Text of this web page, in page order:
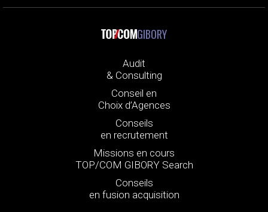
GIBORY
Audit
& Consulting
Conseil en
Choix d’Agences
Conseils
en recrutement
Missions en cours
TOP/COM GIBORY Search
Conseils
en fusion acquisition